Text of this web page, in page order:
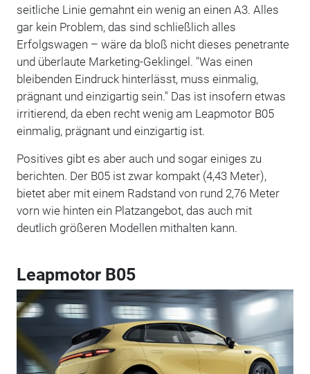
seitliche Linie gemahnt ein wenig an einen A3. Alles
gar kein Problem, das sind schließlich alles
Erfolgswagen – wäre da bloß nicht dieses penetrante
und überlaute Marketing-Geklingel. "Was einen
bleibenden Eindruck hinterlässt, muss einmalig,
prägnant und einzigartig sein." Das ist insofern etwas
irritierend, da eben recht wenig am Leapmotor B05
einmalig, prägnant und einzigartig ist.
Positives gibt es aber auch und sogar einiges zu
berichten. Der B05 ist zwar kompakt (4,43 Meter),
bietet aber mit einem Radstand von rund 2,76 Meter
vorn wie hinten ein Platzangebot, das auch mit
deutlich größeren Modellen mithalten kann.
Leapmotor B05